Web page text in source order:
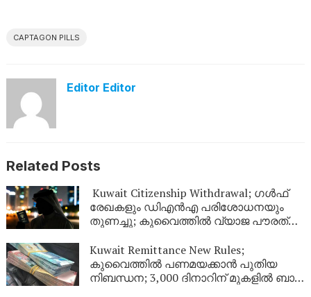
CAPTAGON PILLS
Editor Editor
Related Posts
Kuwait Citizenship Withdrawal; ഗൾഫ്
രേഖകളും ഡിഎൻഎ പരിശോധനയും
തുണച്ചു; കുവൈത്തിൽ വ്യാജ പൗരത്വം
Kuwait Remittance New Rules;
കുവൈത്തിൽ പണമയക്കാൻ പുതിയ
നിബന്ധന; 3,000 ദിനാറിന് മുകളിൽ ബാങ്ക്